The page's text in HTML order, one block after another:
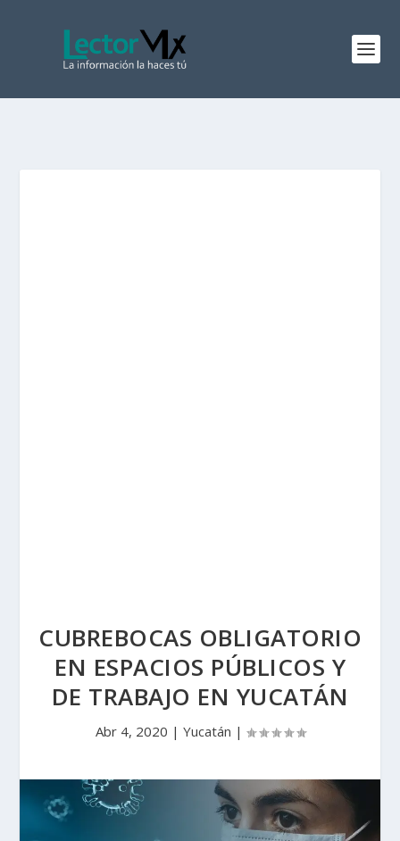
CUBREBOCAS OBLIGATORIO
EN ESPACIOS PÚBLICOS Y
DE TRABAJO EN YUCATÁN
Abr 4, 2020 | Yucatán |